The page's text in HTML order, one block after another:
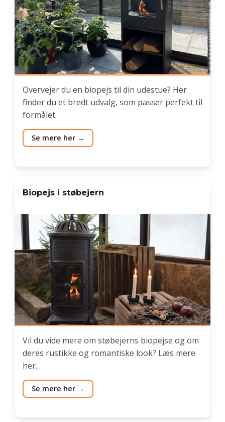
Overvejer du en biopejs til din udestue? Her
finder du et bredt udvalg, som passer perfekt til
formålet.
Se mere her
Biopejs i støbejern
Vil du vide mere om støbejerns biopejse og om
deres rustikke og romantiske look? Læs mere
her.
Se mere her